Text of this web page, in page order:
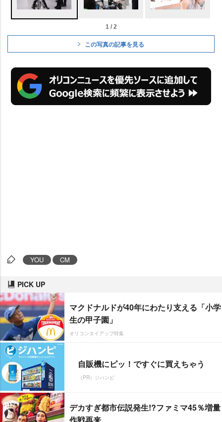
1 / 2
この写真の記事を見る
YOU CM
PICK UP
マクドナルドが40年にわたり支える「小学
生の甲子園」
オリコンタイアップ特集
自販機にピッ！ですぐに買えちゃう
（PR）ジハンピ
デカすぎ都市伝説発生!?ファミマ45％増量
作戦再来